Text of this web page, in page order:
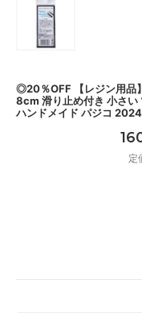
◎20％OFF 【レジン用品
8cm 滑り止め付き 小さい
ハンドメイド パジコ
定